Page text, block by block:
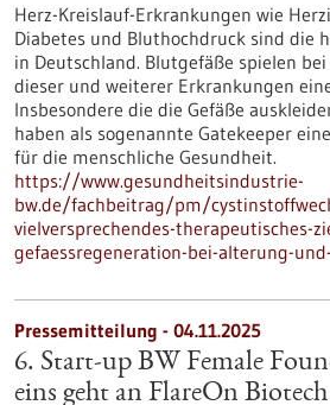
Herz-Kreislauf-Erkrankungen wie
Diabetes und Bluthochdruck sind die
in Deutschland. Blutgefäße spielen
dieser und weiterer Erkrankungen
Insbesondere die die Gefäße
haben als sogenannte Gatekeeper
für die menschliche Gesundheit.
https://www.gesundheitsindustrie-
bw.de/fachbeitrag/pm/
vielversprechendes-therapeutisches-
gefaessregeneration-bei-alterung-
Pressemitteilung - 04.11.2025
6. Start-up BW Female
eins geht an FlareOn Biotech